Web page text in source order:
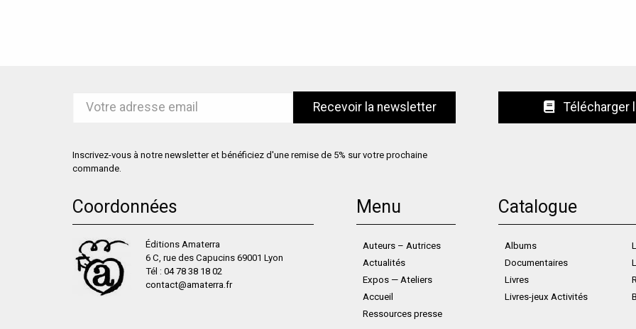
Inscrivez-vous à notre newsletter et bénéficiez d'une remise de 5% sur votre prochaine
commande.
Télécharger
Coordonnées
Éditions Amaterra
6 C, rue des Capucins 69001 Lyon
Tél : 04 78 38 18 02
contact@amaterra.fr
Menu
Auteurs – Autrices
Actualités
Expos — Ateliers
Accueil
Ressources presse
Catalogue
Albums
Documentaires
Livres
Livres-jeux Activités